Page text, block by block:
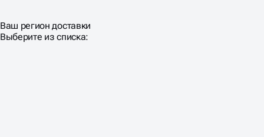
Ваш регион доставки
Выберите из списка: